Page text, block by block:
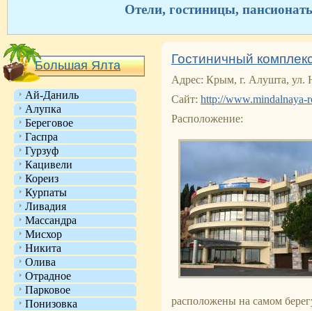
Отели, гостиницы,
Большая Ялта
Ай-Даниль
Алупка
Береговое
Гаспра
Гурзуф
Кацивели
Кореиз
Курпаты
Ливадия
Массандра
Мисхор
Никита
Олива
Отрадное
Парковое
Понизовка
Гостиничный
Адрес: Крым, г. Алушта, ул.
Сайт: http://www.mindalnaya-
Расположение:
расположены на самом